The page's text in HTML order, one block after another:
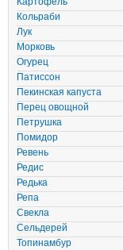
Кольраби
Лук
Морковь
Огурец
Патиссон
Пекинская капуста
Перец овощной
Петрушка
Помидор
Ревень
Редис
Редька
Репа
Свекла
Сельдерей
Топинамбур